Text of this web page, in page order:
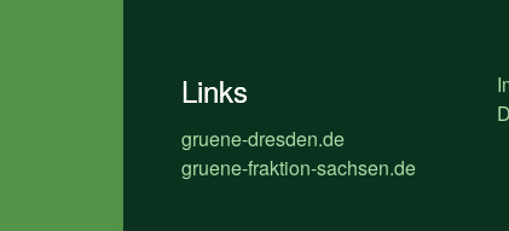
Links
gruene-dresden.de
gruene-fraktion-sachsen.de